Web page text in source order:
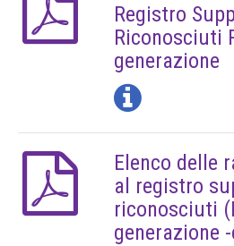
Registro
Riconosciuti
generazione
Elenco delle
al registro
riconosciuti
generazione